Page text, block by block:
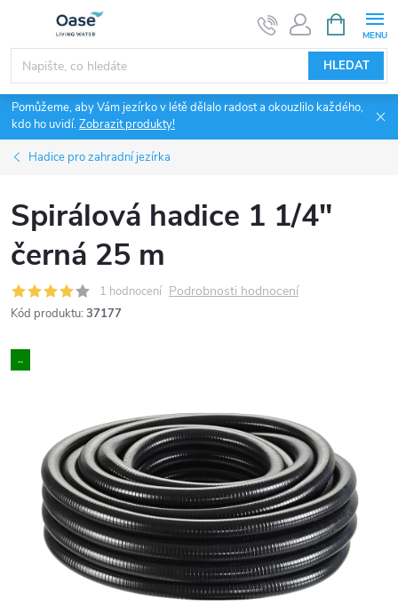
obsah
HLEDAT
NÁKUPNÍ
KOŠÍK
Pomůžeme, aby Vám jezírko v létě dělalo radost a okouzlilo každého,
kdo ho uvidí.Zobrazit produkty!
Hadice pro zahradní jezírka
Spirálová hadice 1 1/4"
černá 25 m
1 hodnocení Podrobnosti hodnocení
Kód produktu: 37177
..